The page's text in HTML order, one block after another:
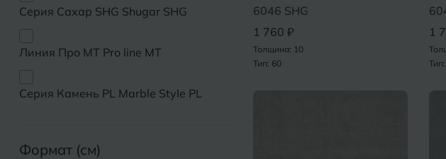
Серия Сахар SHG Shugar SHG
Линия Про MT Pro line MT
Серия Камень PL Marble Style PL
Формат (см)
6046 SHG
1 760 ₽
Толщина: 10
Тип: 60
1
Армавир
Б
Белгород
Евпатория
Нижний